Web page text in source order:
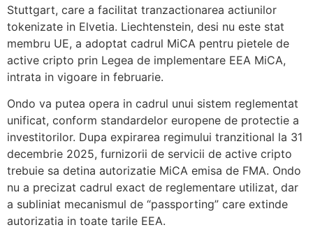
Stuttgart, care a facilitat tranzactionarea actiunilor
tokenizate in Elvetia. Liechtenstein, desi nu este stat
membru UE, a adoptat cadrul MiCA pentru pietele de
active cripto prin Legea de implementare EEA MiCA,
intrata in vigoare in februarie.
Ondo va putea opera in cadrul unui sistem reglementat
unificat, conform standardelor europene de protectie a
investitorilor. Dupa expirarea regimului tranzitional la 31
decembrie 2025, furnizorii de servicii de active cripto
trebuie sa detina autorizatie MiCA emisa de FMA. Ondo
nu a precizat cadrul exact de reglementare utilizat, dar
a subliniat mecanismul de “passporting” care extinde
autorizatia in toate tarile EEA.